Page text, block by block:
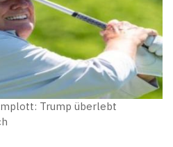
Trump überlebt